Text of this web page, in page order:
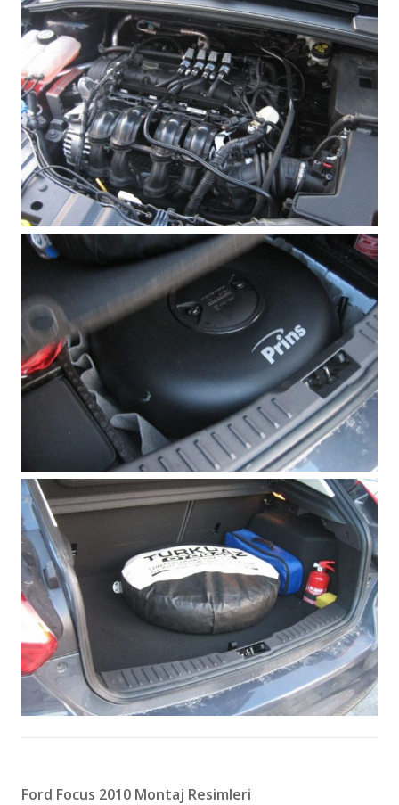
Ford Focus 2010 Montaj Resimleri